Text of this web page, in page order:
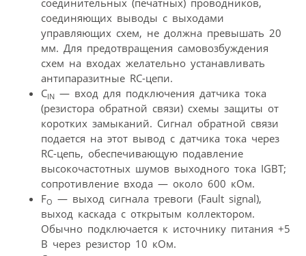
соединительных (печатных) проводников,
соединяющих выводы с выходами
управляющих схем, не должна превышать 20
мм. Для предотвращения самовозбуждения
схем на входах желательно устанавливать
антипаразитные RC-цепи.
CIN — вход для подключения датчика тока
(резистора обратной связи) схемы защиты от
коротких замыканий. Сигнал обратной связи
подается на этот вывод с датчика тока через
RC-цепь, обеспечивающую подавление
высокочастотных шумов выходного тока IGBT;
сопротивление входа — около 600 кОм.
FO — выход сигнала тревоги (Fault signal),
выход каскада с открытым коллектором.
Обычно подключается к источнику питания +5
В через резистор 10 кОм.